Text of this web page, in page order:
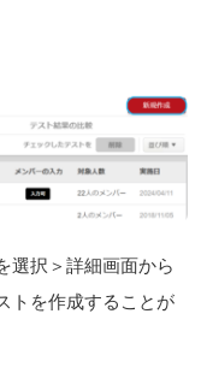
選択＞詳細画面から
トを作成することが